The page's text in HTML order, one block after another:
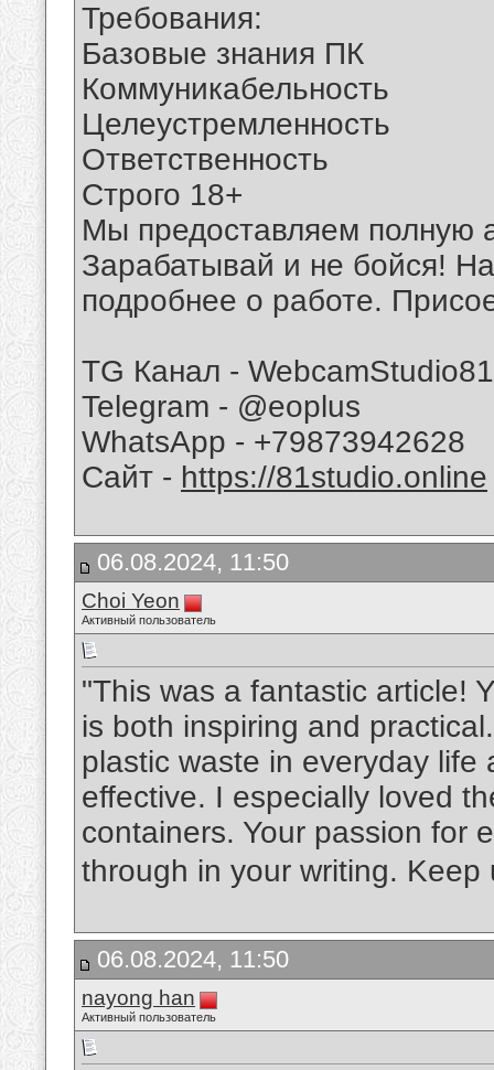
Требования:
Базовые знания ПК
Коммуникабельность
Целеустремленность
Ответственность
Строго 18+
Мы предоставляем полную
Зарабатывай и не бойся!
подробнее о работе.
TG Канал - WebcamStudio81
Telegram - @eoplus
WhatsApp - +79873942628
Сайт - https://81studio.online
06.08.2024, 11:50
Choi Yeon
Активный пользователь
"This was a fantastic article!
is both inspiring and
plastic waste in everyday
effective. I especially loved
containers. Your passion for
through in your writing. Keep
06.08.2024, 11:50
nayong han
Активный пользователь